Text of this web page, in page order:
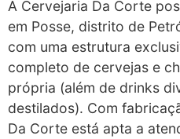
A Cervejaria Da Corte
em Posse, distrito de
com uma estrutura
completo de cervejas e
própria (além de drinks
destilados). Com
Da Corte está apta a